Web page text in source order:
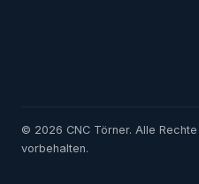
© 2026 CNC Törner. Alle Rechte
vorbehalten.